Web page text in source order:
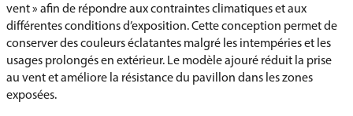
vent » afin de répondre aux contraintes climatiques et aux
différentes conditions d’exposition. Cette conception permet de
conserver des couleurs éclatantes malgré les intempéries et les
usages prolongés en extérieur. Le modèle ajouré réduit la prise
au vent et améliore la résistance du pavillon dans les zones
exposées.